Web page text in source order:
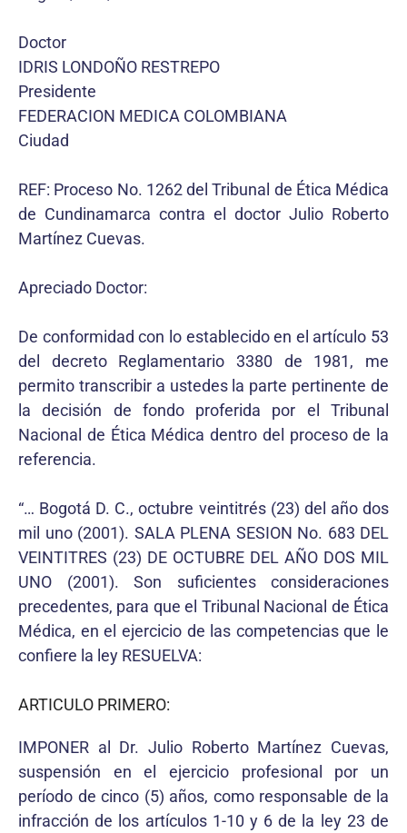
Doctor
IDRIS LONDOÑO RESTREPO
Presidente
FEDERACION MEDICA COLOMBIANA
Ciudad
REF: Proceso No. 1262 del Tribunal de Ética Médica
de Cundinamarca contra el doctor Julio Roberto
Martínez Cuevas.
Apreciado Doctor:
De conformidad con lo establecido en el artículo 53
del decreto Reglamentario 3380 de 1981, me
permito transcribir a ustedes la parte pertinente de
la decisión de fondo proferida por el Tribunal
Nacional de Ética Médica dentro del proceso de la
referencia.
“… Bogotá D. C., octubre veintitrés (23) del año dos
mil uno (2001). SALA PLENA SESION No. 683 DEL
VEINTITRES (23) DE OCTUBRE DEL AÑO DOS MIL
UNO (2001). Son suficientes consideraciones
precedentes, para que el Tribunal Nacional de Ética
Médica, en el ejercicio de las competencias que le
confiere la ley RESUELVA:
ARTICULO PRIMERO:
IMPONER al Dr. Julio Roberto Martínez Cuevas,
suspensión en el ejercicio profesional por un
período de cinco (5) años, como responsable de la
infracción de los artículos 1-10 y 6 de la ley 23 de